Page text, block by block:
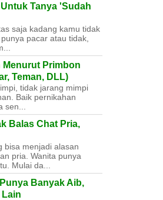
Tanya 'Sudah
saja kadang kamu tidak
pacar atau tidak,
Menurut Primbon
Teman, DLL)
tidak jarang mimpi
Baik pernikahan
Balas Chat Pria,
bisa menjadi alasan
pria. Wanita punya
Mulai da...
Banyak Aib,